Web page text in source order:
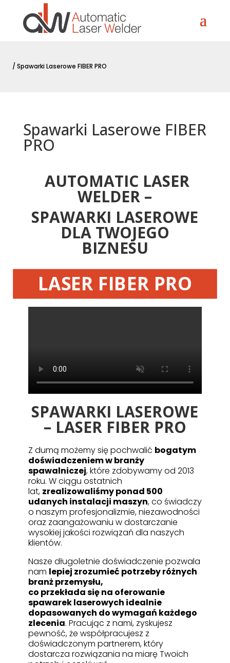
/Spawarki Laserowe FIBER PRO
Spawarki Laserowe FIBER
PRO
AUTOMATIC LASER
WELDER –
SPAWARKI LASEROWE
DLA TWOJEGO
BIZNESU
LASER FIBER PRO
SPAWARKI LASEROWE
– LASER FIBER PRO
Z dumą możemy się pochwalić bogatym
doświadczeniem w branży
spawalniczej, które zdobywamy od 2013
roku. W ciągu ostatnich
lat, zrealizowaliśmy ponad 500
udanych instalacji maszyn, co świadczy
o naszym profesjonalizmie, niezawodności
oraz zaangażowaniu w dostarczanie
wysokiej jakości rozwiązań dla naszych
klientów.
Nasze długoletnie doświadczenie pozwala
nam lepiej zrozumieć potrzeby różnych
branż przemysłu,
co przekłada się na oferowanie
spawarek laserowych idealnie
dopasowanych do wymagań każdego
zlecenia. Pracując z nami, zyskujesz
pewność, że współpracujesz z
doświadczonym partnerem, który
dostarcza rozwiązania na miarę Twoich